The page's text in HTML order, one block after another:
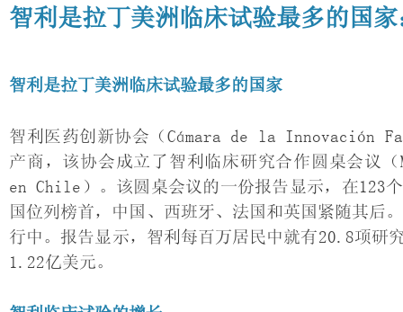
智利是拉丁美洲临床试验最多的国家
智利是拉丁美洲临床试验最多的国家
智利医药创新协会（Cámara de la Innovación
产商，该协会成立了智利临床研究合作圆桌会
en Chile）。该圆桌会议的一份报告显示，在123
国位列榜首，中国、西班牙、法国和英国紧随其后
行中。报告显示，智利每百万居民中就有20.8项研
1.22亿美元。